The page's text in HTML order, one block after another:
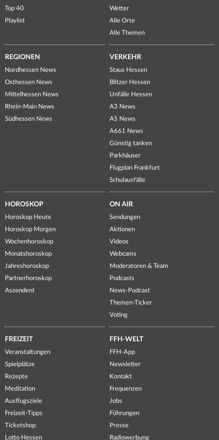
Top 40
Playlist
Wetter
Alle Orte
Alle Themen
REGIONEN
Nordhessen News
Osthessen News
Mittelhessen News
Rhein-Main News
Südhessen News
VERKEHR
Staus Hessen
Blitzer Hessen
Unfälle Hessen
A3 News
A5 News
A661 News
Günstig tanken
Parkhäuser
Flugplan Frankfurt
Schulausfälle
HOROSKOP
Horoskop Heute
Horoskop Morgen
Wochenhoroskop
Monatshoroskop
Jahreshoroskop
Partnerhoroskop
Aszendent
ON AIR
Sendungen
Aktionen
Videos
Webcams
Moderatoren & Team
Podcasts
News-Podcast
Themen-Ticker
Voting
FREIZEIT
Veranstaltungen
Spielplätze
Rezepte
Meditation
Ausflugsziele
Freizeit-Tipps
Ticketshop
Lotto Hessen
FFH-WELT
FFH-App
Newsletter
Kontakt
Frequenzen
Jobs
Führungen
Presse
Radiowerbung